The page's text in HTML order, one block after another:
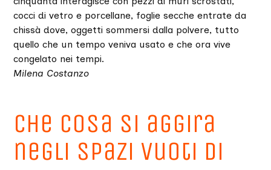
cocci di vetro e porcellane, foglie secche entrate da
chissà dove, oggetti sommersi dalla polvere, tutto
quello che un tempo veniva usato e che ora vive
congelato nei tempi.
Milena Costanzo
Che cosa si aggira
negli spazi vuoti di